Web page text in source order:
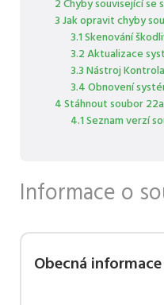
2 Chyby související se
3 Jak opravit chyby
3.1 Skenování
3.2 Aktualizace
3.3 Nástroj
3.4 Obnovení
4 Stáhnout soubor
4.1 Seznam verzí
Informace o
Obecná informace